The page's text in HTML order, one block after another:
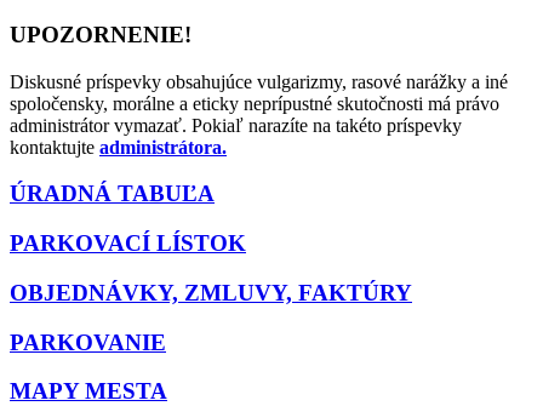
UPOZORNENIE!
Diskusné príspevky obsahujúce vulgarizmy, rasové narážky a iné
spoločensky, morálne a eticky neprípustné skutočnosti má právo
administrátor vymazať. Pokiaľ narazíte na takéto príspevky
kontaktujte administrátora.
ÚRADNÁ TABUĽA
PARKOVACÍ LÍSTOK
OBJEDNÁVKY, ZMLUVY, FAKTÚRY
PARKOVANIE
MAPY MESTA